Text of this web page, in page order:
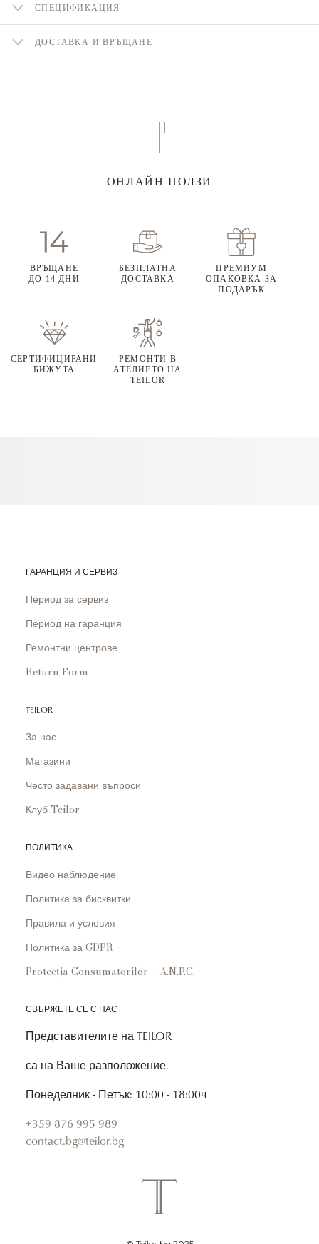
СПЕЦИФИКАЦИЯ
ДОСТАВКА И ВРЪЩАНЕ
ОНЛАЙН ПОЛЗИ
ВРЪЩАНЕ
ДО 14 ДНИ
БЕЗПЛАТНА
ДОСТАВКА
ПРЕМИУМ
ОПАКОВКА ЗА
ПОДАРЪК
СЕРТИФИЦИРАНИ
БИЖУТА
РЕМОНТИ В
АТЕЛИЕТО НА
TEILOR
ГАРАНЦИЯ И СЕРВИЗ
Период за сервиз
Период на гаранция
Ремонтни центрове
Return Form
TEILOR
За нас
Магазини
Често задавани въпроси
Клуб Teilor
ПОЛИТИКА
Видео наблюдение
Политика за бисквитки
Правила и условия
Политика за GDPR
Protecția Consumatorilor – A.N.P.C.
СВЪРЖЕТЕ СЕ С НАС
Представителите на TEILOR
са на Ваше разположение.
Понеделник - Петък: 10:00 - 18:00ч
+359 876 995 989
contact.bg@teilor.bg